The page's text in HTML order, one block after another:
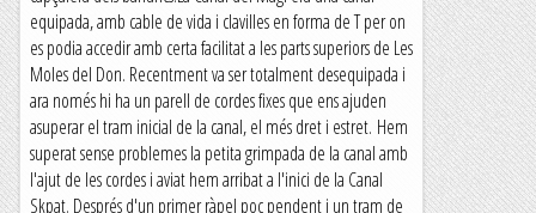
equipada, amb cable de vida i clavilles en forma de T per on
es podia accedir amb certa facilitat a les parts superiors de Les
Moles del Don. Recentment va ser totalment desequipada i
ara només hi ha un parell de cordes fixes que ens ajuden
asuperar el tram inicial de la canal, el més dret i estret. Hem
superat sense problemes la petita grimpada de la canal amb
l'ajut de les cordes i aviat hem arribat a l'inici de la Canal
Skpat. Després d'un primer ràpel poc pendent i un tram de